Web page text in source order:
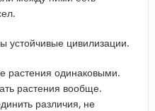
устойчивые цивилизации.
растения одинаковыми.
растения вообще.
различия, не